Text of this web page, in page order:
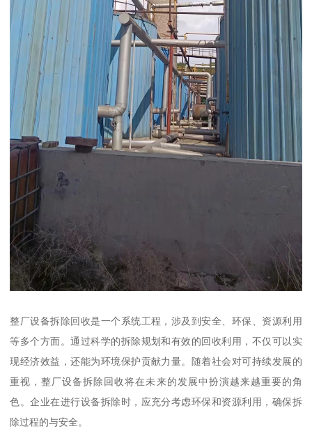
整厂设备拆除回收是一个系统工程，涉及到安全、环保、资源利用
等多个方面。通过科学的拆除规划和有效的回收利用，不仅可以实
现经济效益，还能为环境保护贡献力量。随着社会对可持续发展的
重视，整厂设备拆除回收将在未来的发展中扮演越来越重要的角
色。企业在进行设备拆除时，应充分考虑环保和资源利用，确保拆
除过程的与安全。